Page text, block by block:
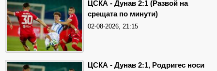
ЦСКА - Дунав 2:1 (Развой на
срещата по минути)
02-08-2026, 21:15
ЦСКА - Дунав 2:1, Родригес носи